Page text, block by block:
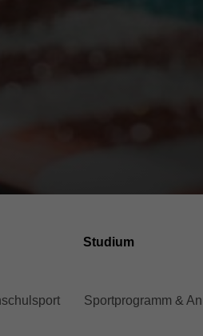
Studium
Sportprogramm &